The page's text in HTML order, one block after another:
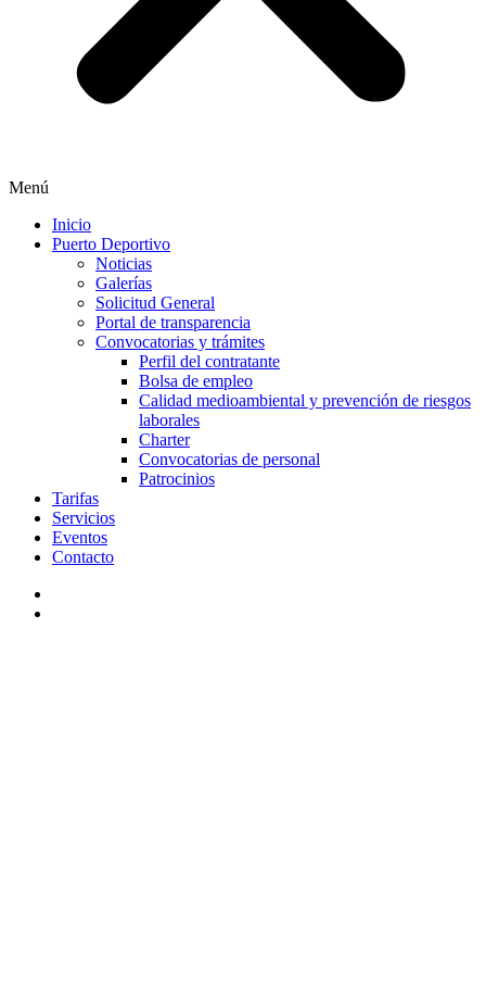
Menú
Inicio
Puerto Deportivo
Noticias
Galerías
Solicitud General
Portal de transparencia
Convocatorias y trámites
Perfil del contratante
Bolsa de empleo
Calidad medioambiental y prevención de riesgos
laborales
Charter
Convocatorias de personal
Patrocinios
Tarifas
Servicios
Eventos
Contacto